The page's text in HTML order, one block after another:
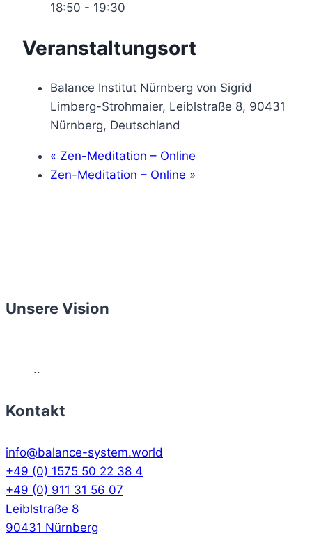
18:50 - 19:30
Veranstaltungsort
Balance Institut Nürnberg von Sigrid
Limberg-Strohmaier, Leiblstraße 8, 90431
Nürnberg, Deutschland
« Zen-Meditation – Online
Zen-Meditation – Online »
Unsere Vision
..
Kontakt
info@balance-system.world
+49 (0) 1575 50 22 38 4
+49 (0) 911 31 56 07
Leiblstraße 8
90431 Nürnberg